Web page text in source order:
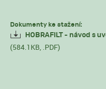
Dokumenty ke stažení:
HOBRAFILT - návod s
(584.1KB, .PDF)